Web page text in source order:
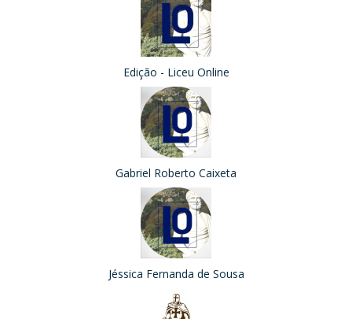
Edição - Liceu Online
Gabriel Roberto Caixeta
Jéssica Fernanda de Sousa